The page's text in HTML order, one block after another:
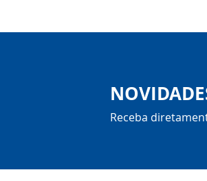
Receba